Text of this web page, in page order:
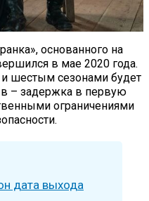
основанного на
в мае 2020 года.
шестым сезонами будет
– задержка в первую
ограничениями
дата выхода